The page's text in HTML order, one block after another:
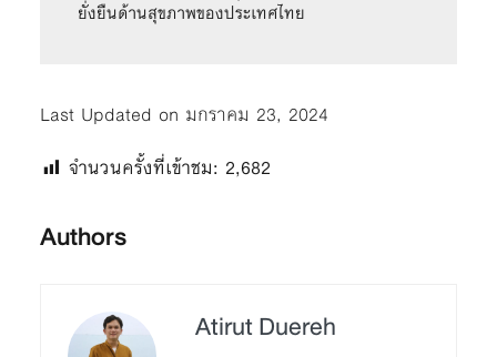
ยั่งยืนด้านสุขภาพของประเทศไทย
Last Updated on มกราคม 23, 2024
จำนวนครั้งที่เข้าชม: 2,682
Authors
Atirut Duereh